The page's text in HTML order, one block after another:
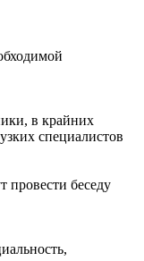
в крайних
специалистов
провести беседу